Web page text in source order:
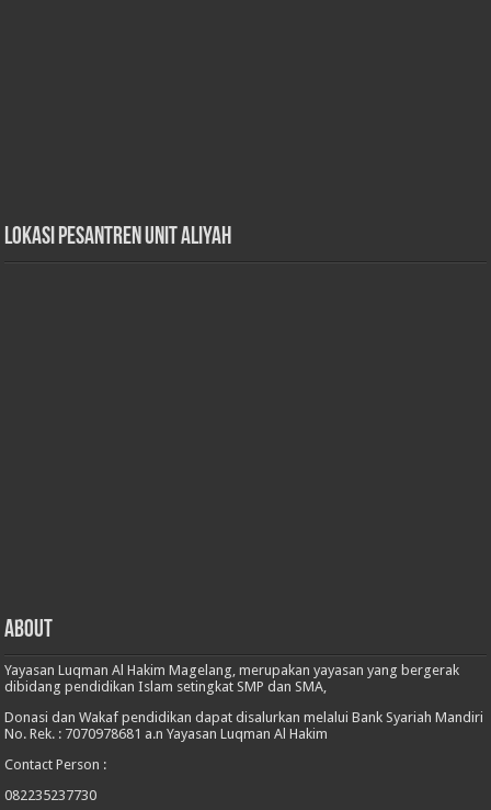
Lokasi Pesantren Unit Aliyah
About
Yayasan Luqman Al Hakim Magelang, merupakan yayasan yang bergerak
dibidang pendidikan Islam setingkat SMP dan SMA,
Donasi dan Wakaf pendidikan dapat disalurkan melalui Bank Syariah Mandiri
No. Rek. : 7070978681 a.n Yayasan Luqman Al Hakim
Contact Person :
082235237730